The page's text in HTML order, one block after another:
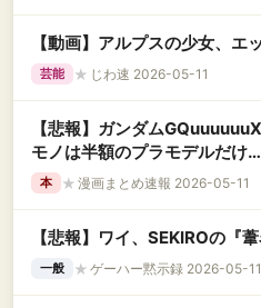
【動画】アルプスの少女、エ
芸能 ★ じわ速 2026-05-11
【悲報】ガンダム
モノは半額のプラモデルだけ…
本 ★ 漫画まとめ速報 2026-05-11
【悲報】ワイ、SEKIROの『
一般 ★ ゲーハー黙示録 2026-05-11